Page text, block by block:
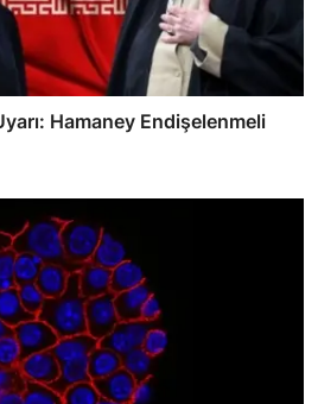
Hamaney Endişelenmeli